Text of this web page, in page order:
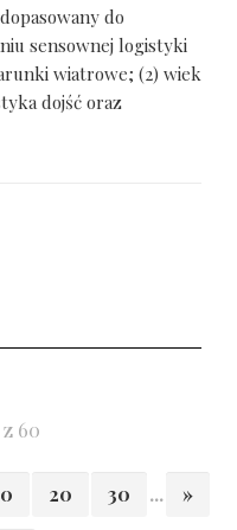
do
sensownej logistyki
wiatrowe; (2) wiek
dojść oraz
60
20 30 ... »